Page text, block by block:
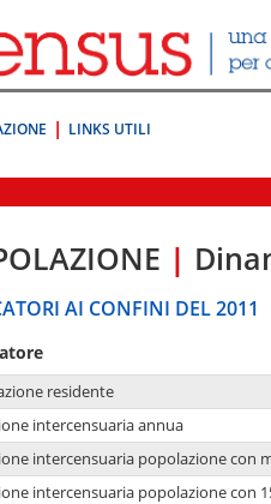
LINKS UTILI
|
AI CONFINI DEL 2011
residente
intercensuaria annua
intercensuaria popolazione con
intercensuaria popolazione con